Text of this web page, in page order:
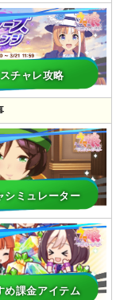
チャレ攻略
シミュレーター
め課金アイテム